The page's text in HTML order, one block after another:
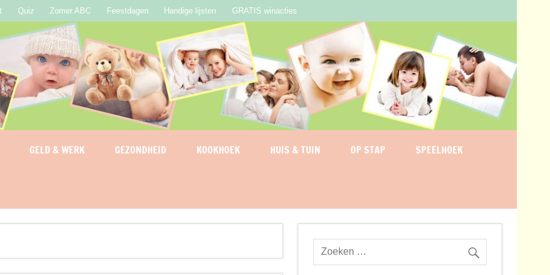
Quiz Zomer ABC Feestdagen Handige lijsten GRATIS winacties
GELD & WERK GEZONDHEID KOOKHOEK HUIS & TUIN OP STAP SPEELHOEK